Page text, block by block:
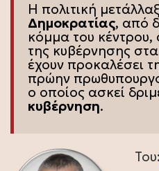
Η πολιτική
Δημοκρατίας, από
κόμμα του
της κυβέρνησης
έχουν προκαλέσει
πρώην
ο οποίος ασκεί
κυβέρνηση.
Του: